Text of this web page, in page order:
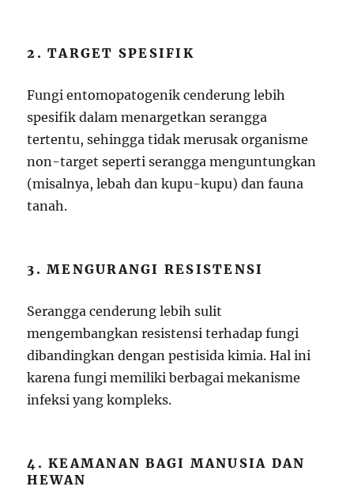
2. TARGET SPESIFIK
Fungi entomopatogenik cenderung lebih
spesifik dalam menargetkan serangga
tertentu, sehingga tidak merusak organisme
non-target seperti serangga menguntungkan
(misalnya, lebah dan kupu-kupu) dan fauna
tanah.
3. MENGURANGI RESISTENSI
Serangga cenderung lebih sulit
mengembangkan resistensi terhadap fungi
dibandingkan dengan pestisida kimia. Hal ini
karena fungi memiliki berbagai mekanisme
infeksi yang kompleks.
4. KEAMANAN BAGI MANUSIA DAN
HEWAN